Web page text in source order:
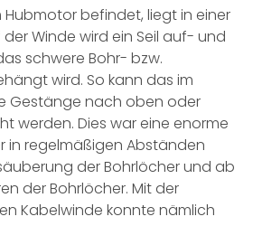
befindet, liegt in einer
Winde wird ein Seil auf- und
schwere Bohr- bzw.
wird. So kann das im
Gestänge nach oben oder
werden. Dies war eine enorme
in regelmäßigen Abständen
der Bohrlöcher und ab
der Bohrlöcher. Mit der
Kabelwinde konnte nämlich